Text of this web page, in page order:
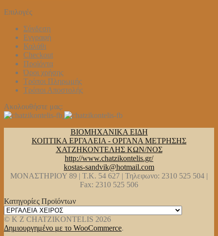
Επιλογές
Σύνδεση
Εγγραφή
Καλάθι
Checkout
Προϊόντα
Όροι χρήσης
Τρόποι Πληρωμής
Τρόποι Αποστολής
Ακολουθήστε μας:
ΒΙΟΜΗΧΑΝΙΚΑ ΕΙΔΗ
ΚΟΠΤΙΚΑ ΕΡΓΑΛΕΙΑ - ΟΡΓΑΝΑ ΜΕΤΡΗΣΗΣ
ΧΑΤΖΗΚΟΝΤΕΛΗΣ ΚΩΝ/ΝΟΣ
http://www.chatzikontelis.gr/
kostas-sandvik@hotmail.com
ΜΟΝΑΣΤΗΡΙΟΥ 89 | Τ.Κ. 54 627 | Τηλεφωνο: 2310 525 504 |
Fax: 2310 525 506
Κατηγορίες Προϊόντων
© K Z CHATZIKONTELIS 2026
Δημιουργημένο με το WooCommerce.